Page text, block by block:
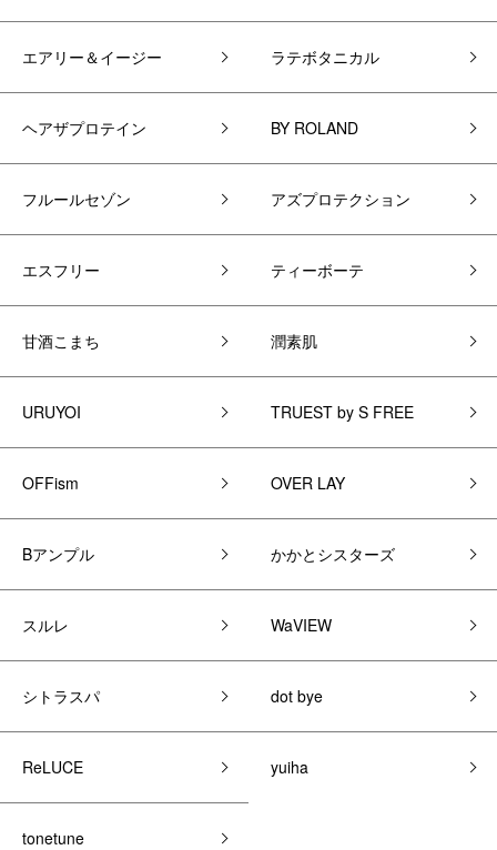
エアリー＆イージー ラテボタニカル
ヘアザプロテイン BY ROLAND
フルールセゾン アズプロテクション
エスフリー ティーボーテ
甘酒こまち 潤素肌
URUYOI TRUEST by S FREE
OFFism OVER LAY
Bアンプル かかとシスターズ
スルレ WaVIEW
シトラスパ dot bye
ReLUCE yuiha
tonetune